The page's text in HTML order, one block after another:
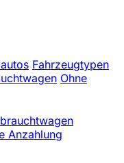
Fahrzeugtypen
Ohne
Anzahlung